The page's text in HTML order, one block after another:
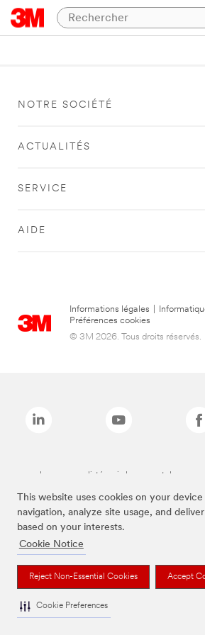
This website uses cookies on your
navigation, analyze site usage, and
based on your interests.
Cookie Notice
Reject Non-Essential Cookies Accept
Cookie Preferences
NOTRE SOCIÉTÉ
ACTUALITÉS
SERVICE
AIDE
Informations légales
Préférences cookies
© 3M 2026. Tous droits réservés.
Les marques listées ci-dessus sont des